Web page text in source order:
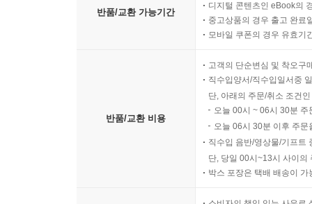
반품/교환 가능기간
디지털 콘텐츠인 eBook의
중고상품의 경우 출고 완료
모바일 쿠폰의 경우 유효기
반품/교환 비용
고객의 단순변심 및 착오구
직수입양서/직수입일서중
단, 아래의 주문/취소 조건
오늘 00시 ~ 06시 30분
오늘 06시 30분 이후 주
직수입 음반/영상물/기프트
단, 당일 00시~13시 사이의
박스 포장은 택배 배송이